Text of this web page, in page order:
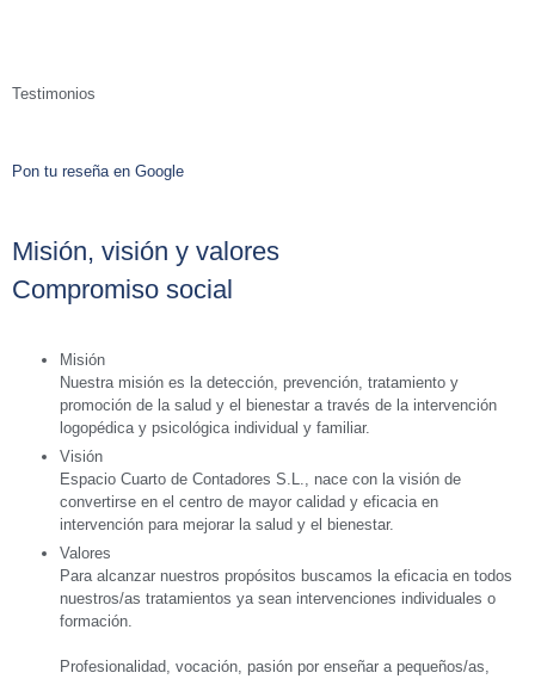
Testimonios
Pon tu reseña en Google
Misión, visión y valores
Compromiso social
Misión
Nuestra misión es la detección, prevención, tratamiento y
promoción de la salud y el bienestar a través de la intervención
logopédica y psicológica individual y familiar.
Visión
Espacio Cuarto de Contadores S.L., nace con la visión de
convertirse en el centro de mayor calidad y eficacia en
intervención para mejorar la salud y el bienestar.
Valores
Para alcanzar nuestros propósitos buscamos la eficacia en todos
nuestros/as tratamientos ya sean intervenciones individuales o
formación.
Profesionalidad, vocación, pasión por enseñar a pequeños/as,